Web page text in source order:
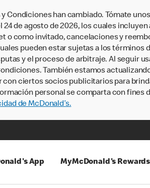
Condiciones han cambiado. Tómate
24 de agosto de 2026, los cuales
o como invitado, cancelaciones y
pueden estar sujetas a los
y el proceso de arbitraje. Al seguir
También estamos
con ciertos socios publicitarios para
personal se comparta con fines
de McDonald’s.
App MyMcDonald's Rewards